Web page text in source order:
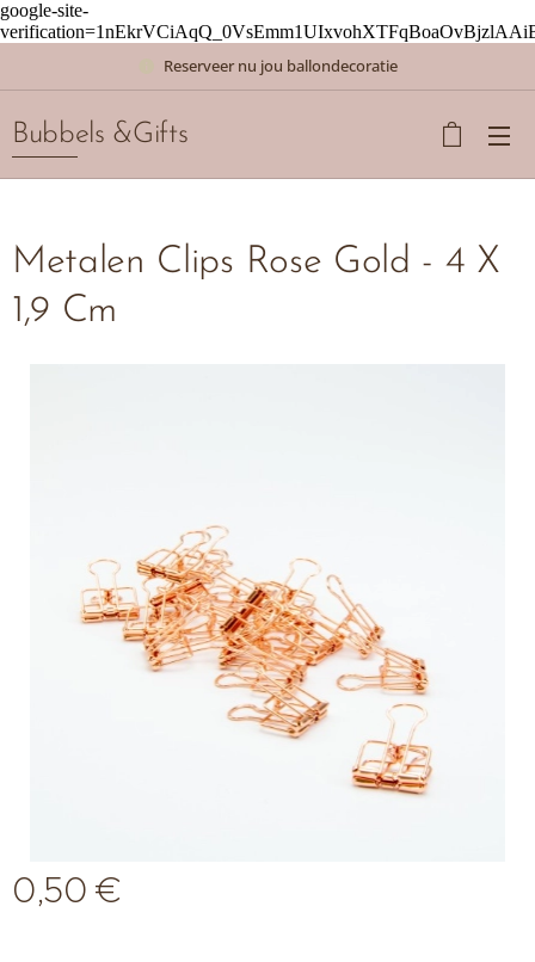
google-site-
Reserveer nu jou ballondecoratie
Bubbels &Gifts
Metalen Clips Rose Gold - 4 X
1,9 Cm
0,50 €